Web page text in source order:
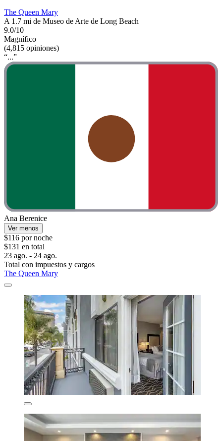
The Queen Mary
A 1.7 mi de Museo de Arte de Long Beach
9.0/10
Magnífico
(4,815 opiniones)
“...”
Ana Berenice
Ver menos
$116 por noche
$131 en total
23 ago. - 24 ago.
Total con impuestos y cargos
The Queen Mary